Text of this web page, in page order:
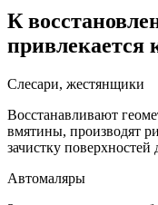
К
привлекается
Слесари, жестянщики
Восстанавливают
вмятины, производят
зачистку
Автомаляры